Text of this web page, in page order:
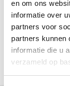
en om ons
informatie over
partners voor
partners kunnen
informatie die u
verzameld op
Downloads
(Nederlands)
(Engels) (pdf)